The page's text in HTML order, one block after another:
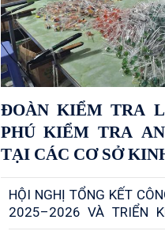
ĐOÀN KIỂM TRA
PHÚ KIỂM TRA
TẠI CÁC CƠ SỞ
UỐNG TRÊN ĐỊA
HỘI NGHỊ TỔNG KẾT
2025–2026 VÀ TRIỂN